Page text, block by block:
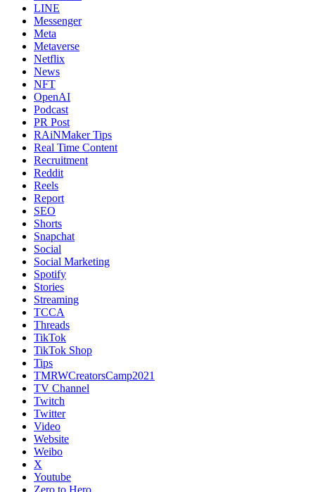
LINE
Messenger
Meta
Metaverse
Netflix
News
NFT
OpenAI
Podcast
PR Post
RAiNMaker Tips
Real Time Content
Recruitment
Reddit
Reels
Report
SEO
Shorts
Snapchat
Social
Social Marketing
Spotify
Stories
Streaming
TCCA
Threads
TikTok
TikTok Shop
Tips
TMRWCreatorsCamp2021
TV Channel
Twitch
Twitter
Video
Website
Weibo
X
Youtube
Zero to Hero